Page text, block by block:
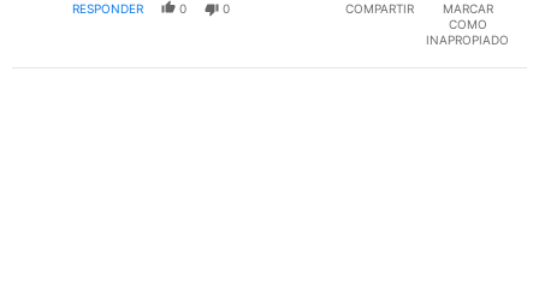
RESPONDER 0 0 COMPARTIR
MARCAR
COMO
INAPROPIADO